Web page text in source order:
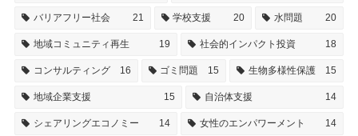
バリアフリー社会 21 学校支援 20 水問題 20
地域コミュニティ再生 19 社会的インパクト投資 18
コンサルティング 16 ゴミ問題 15 生物多様性保護 15
地域企業支援 15 自治体支援 14
シェアリングエコノミー 14 女性のエンパワーメント 14